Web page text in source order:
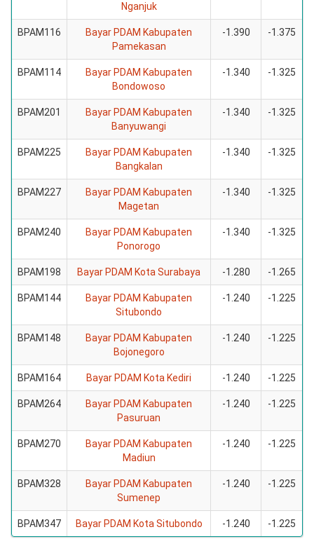
Nganjuk
BPAM116
Bayar PDAM Kabupaten
Pamekasan
-1.390 -1.375
BPAM114
Bayar PDAM Kabupaten
Bondowoso
-1.340 -1.325
BPAM201
Bayar PDAM Kabupaten
Banyuwangi
-1.340 -1.325
BPAM225
Bayar PDAM Kabupaten
Bangkalan
-1.340 -1.325
BPAM227
Bayar PDAM Kabupaten
Magetan
-1.340 -1.325
BPAM240
Bayar PDAM Kabupaten
Ponorogo
-1.340 -1.325
BPAM198 Bayar PDAM Kota Surabaya -1.280 -1.265
BPAM144
Bayar PDAM Kabupaten
Situbondo
-1.240 -1.225
BPAM148
Bayar PDAM Kabupaten
Bojonegoro
-1.240 -1.225
BPAM164 Bayar PDAM Kota Kediri -1.240 -1.225
BPAM264
Bayar PDAM Kabupaten
Pasuruan
-1.240 -1.225
BPAM270
Bayar PDAM Kabupaten
Madiun
-1.240 -1.225
BPAM328
Bayar PDAM Kabupaten
Sumenep
-1.240 -1.225
BPAM347 Bayar PDAM Kota Situbondo -1.240 -1.225